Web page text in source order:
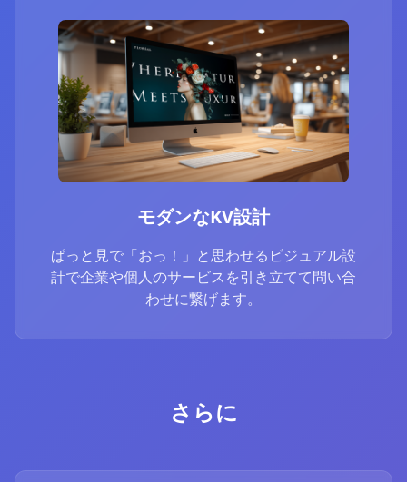
モダンなKV設計
ぱっと見で「おっ！」と思わせるビジュアル設
計で企業や個人のサービスを引き立てて問い合
わせに繋げます。
さらに